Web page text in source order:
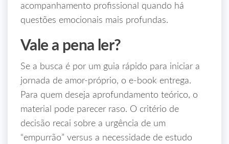
acompanhamento profissional quando há
questões emocionais mais profundas.
Vale a pena ler?
Se a busca é por um guia rápido para iniciar a
jornada de amor‑próprio, o e‑book entrega.
Para quem deseja aprofundamento teórico, o
material pode parecer raso. O critério de
decisão recai sobre a urgência de um
“empurrão” versus a necessidade de estudo